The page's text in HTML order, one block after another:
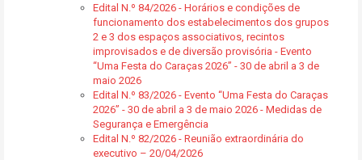
Edital N.º 84/2026 - Horários e condições de
funcionamento dos estabelecimentos dos grupos
2 e 3 dos espaços associativos, recintos
improvisados e de diversão provisória - Evento
“Uma Festa do Caraças 2026” - 30 de abril a 3 de
maio 2026
Edital N.º 83/2026 - Evento “Uma Festa do Caraças
2026” - 30 de abril a 3 de maio 2026 - Medidas de
Segurança e Emergência
Edital N.º 82/2026 - Reunião extraordinária do
executivo – 20/04/2026